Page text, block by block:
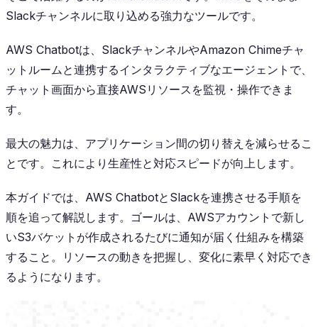
Slackチャンネルに取り込める強力なツールです。
AWS Chatbotは、SlackチャンネルやAmazon Chimeチャ
ットルームと連携するインタラクティブなエージェントで、
チャット画面から直接AWSリソースを監視・操作できま
す。
最大の魅力は、アプリケーション間の切り替えを減らせるこ
とです。これにより生産性と対応スピードが向上します。
本ガイドでは、AWS ChatbotとSlackを連携させる手順を
順を追って解説します。ゴールは、AWSアカウントで新し
いS3バケットが作成されるたびに通知が届く仕組みを構築
すること。リソースの動きを把握し、変化に素早く対応でき
るようになります。